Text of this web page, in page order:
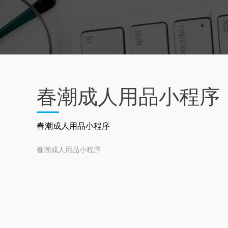
春潮成人用品小程序
春潮成人用品小程序
春潮成人用品小程序